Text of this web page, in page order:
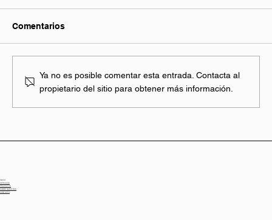
rentabilidad
Comentarios
Ya no es posible comentar esta entrada. Contacta al
propietario del sitio para obtener más información.
INICIO
SERVICIOS
PROYECTOS
SOBRE NOSOTROS
CONTACTO